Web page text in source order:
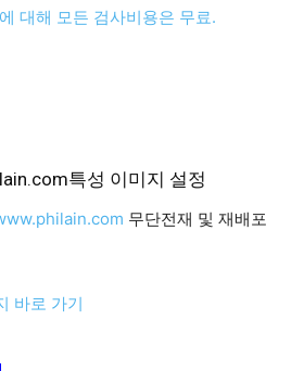
대해 모든 검사비용은 무료.
특성 이미지 설정
무단전재 및 재배포
바로 가기